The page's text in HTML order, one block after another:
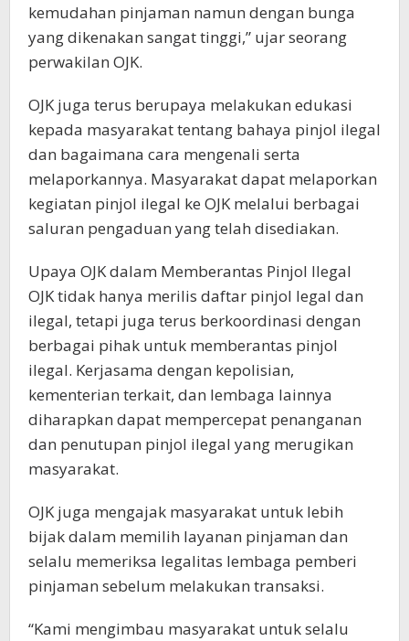
kemudahan pinjaman namun dengan bunga
yang dikenakan sangat tinggi,” ujar seorang
perwakilan OJK.
OJK juga terus berupaya melakukan edukasi
kepada masyarakat tentang bahaya pinjol ilegal
dan bagaimana cara mengenali serta
melaporkannya. Masyarakat dapat melaporkan
kegiatan pinjol ilegal ke OJK melalui berbagai
saluran pengaduan yang telah disediakan.
Upaya OJK dalam Memberantas Pinjol Ilegal
OJK tidak hanya merilis daftar pinjol legal dan
ilegal, tetapi juga terus berkoordinasi dengan
berbagai pihak untuk memberantas pinjol
ilegal. Kerjasama dengan kepolisian,
kementerian terkait, dan lembaga lainnya
diharapkan dapat mempercepat penanganan
dan penutupan pinjol ilegal yang merugikan
masyarakat.
OJK juga mengajak masyarakat untuk lebih
bijak dalam memilih layanan pinjaman dan
selalu memeriksa legalitas lembaga pemberi
pinjaman sebelum melakukan transaksi.
“Kami mengimbau masyarakat untuk selalu